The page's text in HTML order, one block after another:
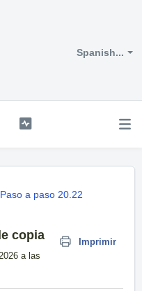
Spanish...
Paso a paso 20.22
copia
Imprimir
a las